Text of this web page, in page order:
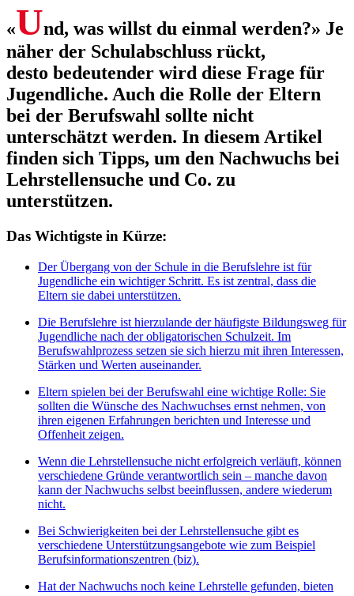
«Und, was willst du einmal werden?» Je
näher der Schulabschluss rückt,
desto bedeutender wird diese Frage für
Jugendliche. Auch die Rolle der Eltern
bei der Berufswahl sollte nicht
unterschätzt werden. In diesem Artikel
finden sich Tipps, um den Nachwuchs bei
Lehrstellensuche und Co. zu
unterstützen.
Das Wichtigste in Kürze:
Der Übergang von der Schule in die Berufslehre ist für
Jugendliche ein wichtiger Schritt. Es ist zentral, dass die
Eltern sie dabei unterstützen.
Die Berufslehre ist hierzulande der häufigste Bildungsweg für
Jugendliche nach der obligatorischen Schulzeit. Im
Berufswahlprozess setzen sie sich hierzu mit ihren Interessen,
Stärken und Werten auseinander.
Eltern spielen bei der Berufswahl eine wichtige Rolle: Sie
sollten die Wünsche des Nachwuchses ernst nehmen, von
ihren eigenen Erfahrungen berichten und Interesse und
Offenheit zeigen.
Wenn die Lehrstellensuche nicht erfolgreich verläuft, können
verschiedene Gründe verantwortlich sein – manche davon
kann der Nachwuchs selbst beeinflussen, andere wiederum
nicht.
Bei Schwierigkeiten bei der Lehrstellensuche gibt es
verschiedene Unterstützungsangebote wie zum Beispiel
Berufsinformationszentren (biz).
Hat der Nachwuchs noch keine Lehrstelle gefunden, bieten